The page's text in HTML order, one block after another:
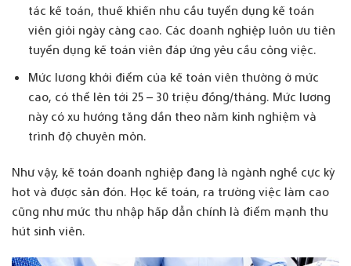
tác kế toán, thuế khiến nhu cầu tuyển dụng kế toán
viên giỏi ngày càng cao. Các doanh nghiệp luôn ưu tiên
tuyển dụng kế toán viên đáp ứng yêu cầu công việc.
Mức lương khởi điểm của kế toán viên thường ở mức
cao, có thể lên tới 25 – 30 triệu đồng/tháng. Mức lương
này có xu hướng tăng dần theo năm kinh nghiệm và
trình độ chuyên môn.
Như vậy, kế toán doanh nghiệp đang là ngành nghề cực kỳ
hot và được săn đón. Học kế toán, ra trường việc làm cao
cũng như mức thu nhập hấp dẫn chính là điểm mạnh thu
hút sinh viên.